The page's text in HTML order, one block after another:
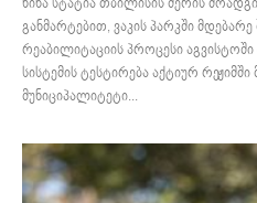
განმარტებით, ვაკის პარკში
რეაბილიტაციის პროცესი
სისტემის ტესტირება აქტიურ
მუნიციპალიტეტი...